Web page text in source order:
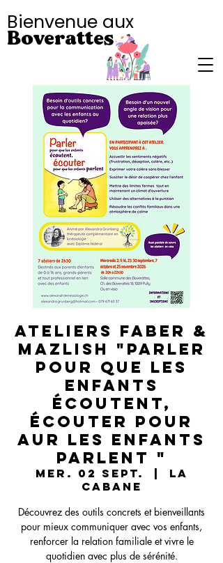
Bienvenue aux
Boverattes
Ateliers Faber &
Mazlish "Parler
pour que les
enfants
écoutent,
écouter pour
aur les enfants
parlent "
mer. 02 sept.
La
Cabane
Découvrez des outils concrets et bienveillants
pour mieux communiquer avec vos enfants,
renforcer la relation familiale et vivre le
quotidien avec plus de sérénité.